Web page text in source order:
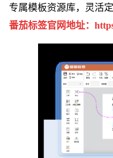
专属模板资源库，灵活
番茄标签官网地址：